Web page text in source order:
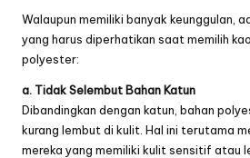
Walaupun memiliki banyak keunggulan,
yang harus diperhatikan saat memilih
polyester:
a. Tidak Selembut Bahan Katun
Dibandingkan dengan katun, bahan
kurang lembut di kulit. Hal ini terutama
mereka yang memiliki kulit sensitif atau